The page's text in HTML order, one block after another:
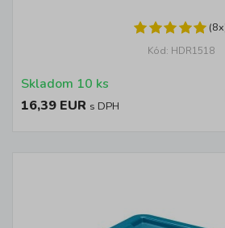
Kód: HDR1518
Skladom 10 ks
16,39 EUR s DPH